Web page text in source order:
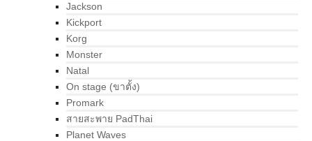
Jackson
Kickport
Korg
Monster
Natal
On stage (ขาตั้ง)
Promark
สายสะพาย PadThai
Planet Waves